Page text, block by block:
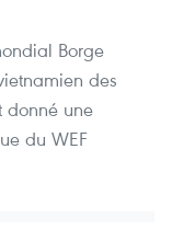
Borge
des
donné une
du WEF